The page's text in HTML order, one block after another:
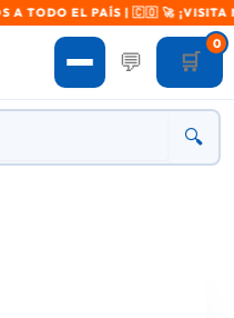
EL PAÍS | 🇨🇴 🚀 ¡VISITA
💬 🛒
0
🔍